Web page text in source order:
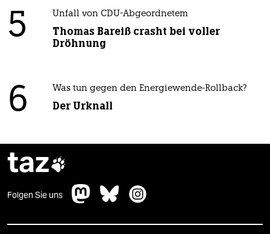
5 Unfall von CDU-Abgeordnetem
Thomas Bareiß crasht bei voller
Dröhnung
6 Was tun gegen den Energiewende-Rollback?
Der Urknall
taz
Folgen Sie uns